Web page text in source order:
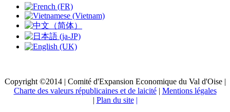
Copyright ©2014 | Comité d'Expansion Economique du Val d'Oise |
Charte des valeurs républicaines et de laicité| Mentions légales
| Plan du site |